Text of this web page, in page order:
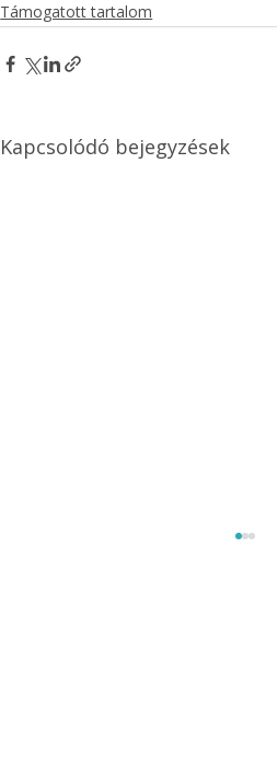
Támogatott tartalom
Kapcsolódó bejegyzések